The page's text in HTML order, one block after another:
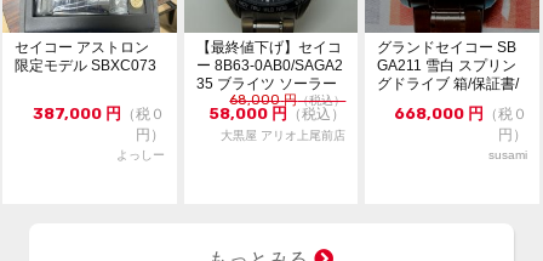
セイコー アストロン
限定モデル SBXC073
387,000 円
（税０
円）
よっしー
【最終値下げ】セイコ
ー 8B63-0AB0/SAGA2
35 ブライツ ソーラー
クォ...68,000 円（税込）
58,000 円 （税込）
大黒屋 アリオ上尾前店
グランドセイコー SB
GA211 雪白 スプリン
グドライブ 箱/保証書/
668,000 円
（税０
円）
susami